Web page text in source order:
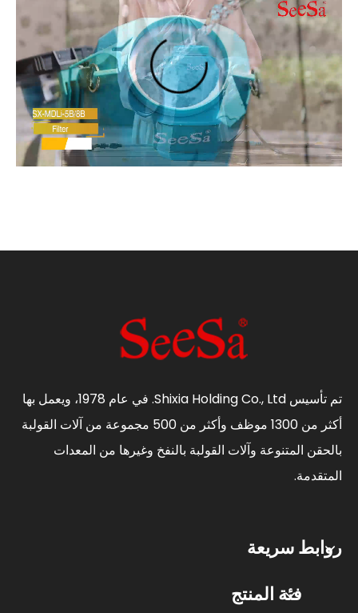
تم تأسيس Shixia Holding Co., Ltd. في عام 1978، ويعمل بها
أكثر من 1300 موظف وأكثر من 500 مجموعة من آلات القولبة
بالحقن المتنوعة وآلات القولبة بالنفخ وغيرها من المعدات
المتقدمة.
روابط سريعة
فئة المنتج